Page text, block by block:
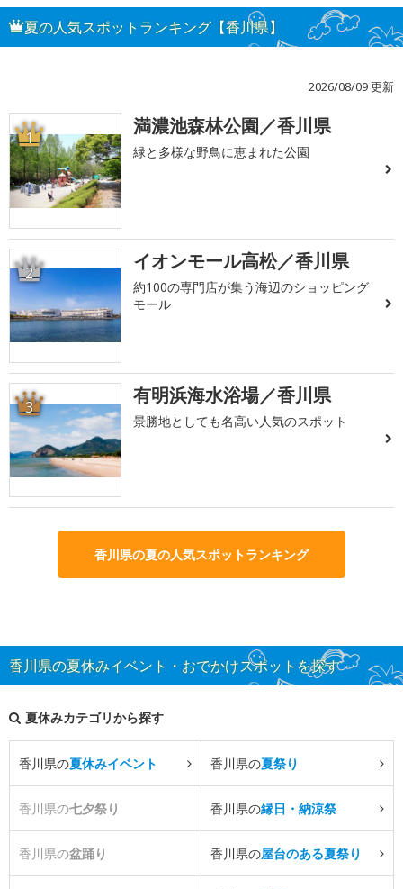
夏の人気スポットランキング【香川県】
2026/08/09 更新
1 満濃池森林公園／香川県
緑と多様な野鳥に恵まれた公園
2 イオンモール高松／香川県
約100の専門店が集う海辺のショッピング
モール
3 有明浜海水浴場／香川県
景勝地としても名高い人気のスポット
香川県の夏の人気スポットランキング
香川県の夏休みイベント・おでかけスポットを探す
夏休みカテゴリから探す
香川県の夏休みイベント 香川県の夏祭り
香川県の七夕祭り 香川県の縁日・納涼祭
香川県の盆踊り 香川県の屋台のある夏祭り